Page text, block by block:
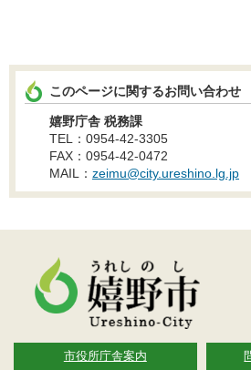
このページに関するお問い合わせ
嬉野庁舎 税務課
TEL：0954-42-3305
FAX：0954-42-0472
MAIL： zeimu@city.ureshino.lg.jp
市役所庁舎案内